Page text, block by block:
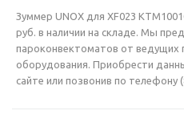
Зуммер UNOX для XF023
руб. в наличии на складе. Мы
пароконвектоматов от ведущих
оборудования. Приобрести
сайте или позвонив по телефону